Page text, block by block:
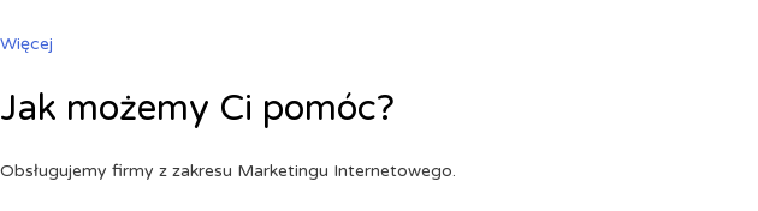
Więcej
Jak możemy Ci pomóc?
Obsługujemy firmy z zakresu Marketingu Internetowego.